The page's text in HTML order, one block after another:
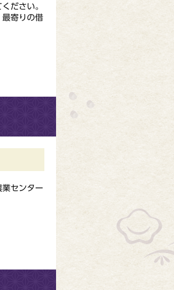
ださい。
寄りの借
センター